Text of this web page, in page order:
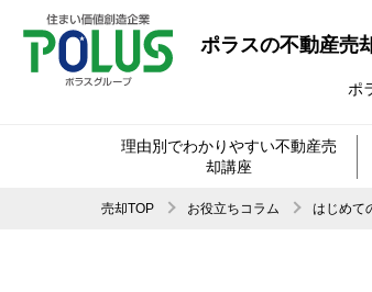
ポラスの不動産売
ポ
理由別でわかりやすい不動産売
却講座
売却TOP お役立ちコラム はじめて